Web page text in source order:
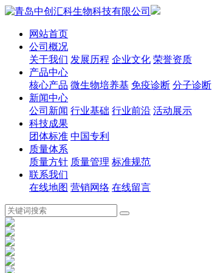
网站首页
公司概况
关于我们 发展历程 企业文化 荣誉资质
产品中心
核心产品 微生物培养基 免疫诊断 分子诊断
新闻中心
公司新闻 行业基础 行业前沿 活动展示
科技成果
团体标准 中国专利
质量体系
质量方针 质量管理 标准规范
联系我们
在线地图 营销网络 在线留言